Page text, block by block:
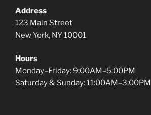
Address
123 Main Street
New York, NY 10001
Hours
Monday–Friday: 9:00AM–5:00PM
Saturday & Sunday: 11:00AM–3:00PM